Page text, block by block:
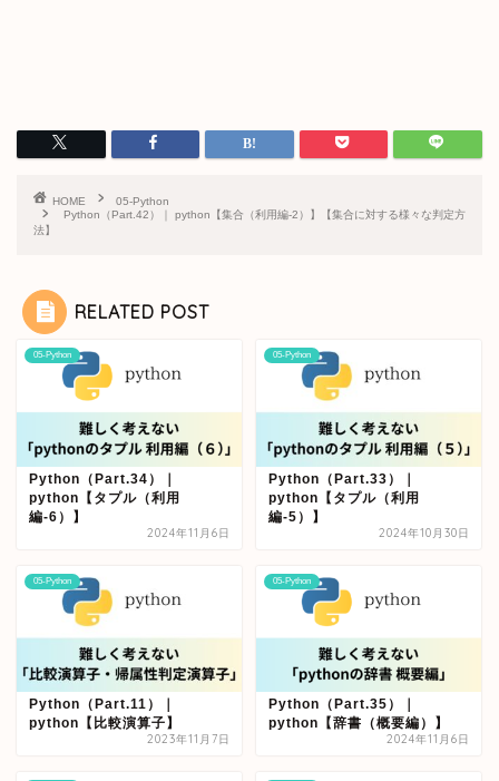
HOME
05-Python
Python（Part.42）｜ python【集合（利用編-2）】【集合に対する様々な判定方
法】
RELATED POST
05-Python
Python（Part.34）｜
python【タプル（利用
編-6）】
2024年11月6日
05-Python
Python（Part.33）｜
python【タプル（利用
編-5）】
2024年10月30日
05-Python
Python（Part.11）｜
python【比較演算子】
2023年11月7日
05-Python
Python（Part.35）｜
python【辞書（概要編）】
2024年11月6日